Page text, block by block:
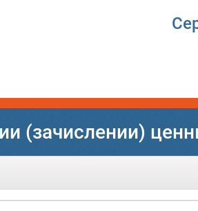
(зачислении)